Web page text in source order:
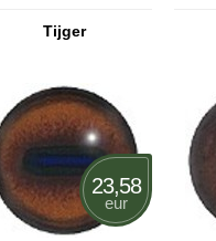
Tijger
23,58
eur